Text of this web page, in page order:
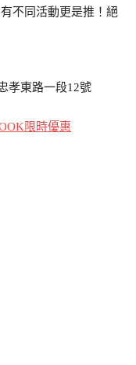
不同活動更是推！絕
孝東路一段12號
限時優惠